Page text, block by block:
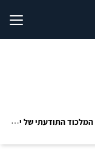
התודעתי של ישראל